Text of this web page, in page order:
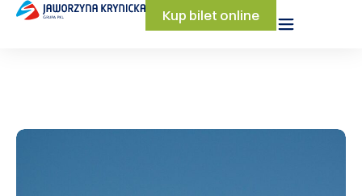
Kup bilet online